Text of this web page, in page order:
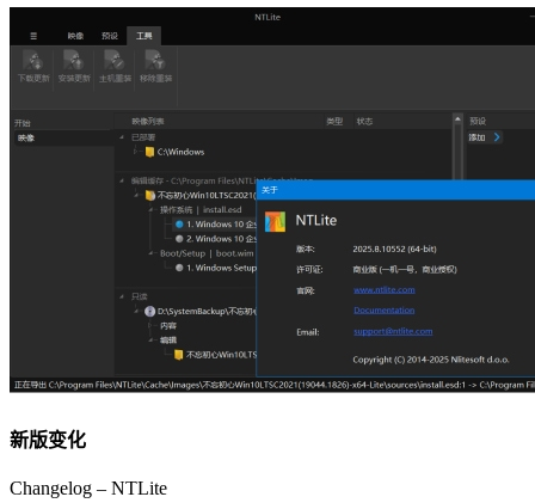
新版变化
Changelog – NTLite